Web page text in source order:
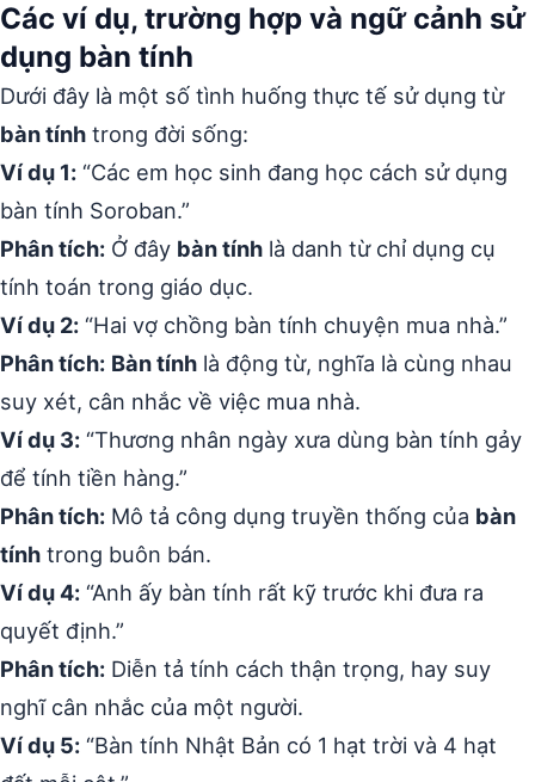
Các ví dụ, trường hợp và ngữ cảnh sử
dụng bàn tính
Dưới đây là một số tình huống thực tế sử dụng từ
bàn tính trong đời sống:
Ví dụ 1: “Các em học sinh đang học cách sử dụng
bàn tính Soroban.”
Phân tích: Ở đây bàn tính là danh từ chỉ dụng cụ
tính toán trong giáo dục.
Ví dụ 2: “Hai vợ chồng bàn tính chuyện mua nhà.”
Phân tích: Bàn tính là động từ, nghĩa là cùng nhau
suy xét, cân nhắc về việc mua nhà.
Ví dụ 3: “Thương nhân ngày xưa dùng bàn tính gảy
để tính tiền hàng.”
Phân tích: Mô tả công dụng truyền thống của bàn
tính trong buôn bán.
Ví dụ 4: “Anh ấy bàn tính rất kỹ trước khi đưa ra
quyết định.”
Phân tích: Diễn tả tính cách thận trọng, hay suy
nghĩ cân nhắc của một người.
Ví dụ 5: “Bàn tính Nhật Bản có 1 hạt trời và 4 hạt